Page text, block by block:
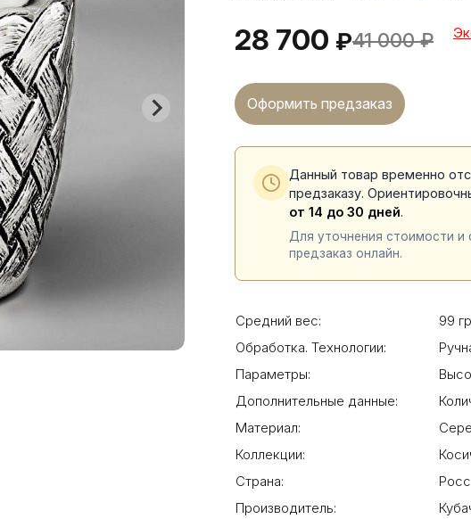
28 700 ₽41 000 ₽
Оформить предзаказ
Данный товар временно
предзаказу.
от 14 до 30 дней.
Для уточнения стоимости
предзаказ онлайн.
Средний вес:
99
Обработка. Технологии:
Параметры:
Дополнительные данные:
Материал:
Коллекции:
Страна:
Производитель: